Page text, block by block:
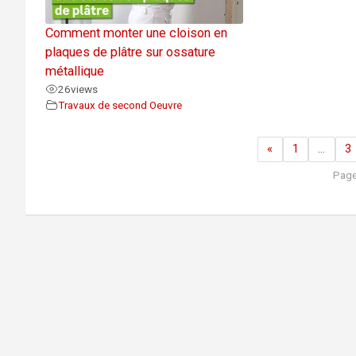
Comment monter une cloison en
plaques de plâtre sur ossature
métallique
26views
Travaux de second Oeuvre
« 1 … 3